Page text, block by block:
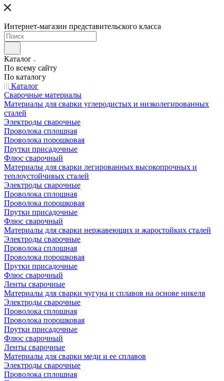
Интернет-магазин представительского класса
Каталог
По всему сайту
По каталогу
Каталог
Сварочные материалы
Материалы для сварки углеродистых и низколегированных
сталей
Электроды сварочные
Проволока сплошная
Проволока порошковая
Прутки присадочные
Флюс сварочный
Материалы для сварки легированных высокопрочных и
теплоустойчивых сталей
Электроды сварочные
Проволока сплошная
Проволока порошковая
Прутки присадочные
Флюс сварочный
Материалы для сварки нержавеющих и жаростойких сталей
Электроды сварочные
Проволока сплошная
Проволока порошковая
Прутки присадочные
Флюс сварочный
Ленты сварочные
Материалы для сварки чугуна и сплавов на основе никеля
Электроды сварочные
Проволока сплошная
Проволока порошковая
Прутки присадочные
Флюс сварочный
Ленты сварочные
Материалы для сварки меди и ее сплавов
Электроды сварочные
Проволока сплошная